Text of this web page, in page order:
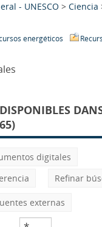
- UNESCO > Ciencia
energéticos
digitales
Refinar
externas